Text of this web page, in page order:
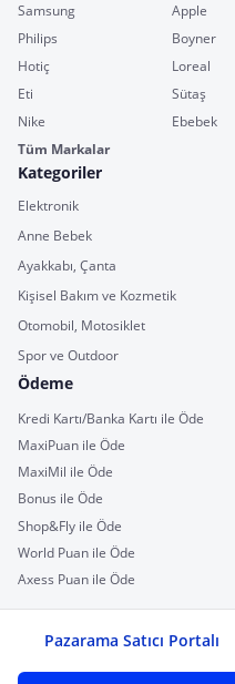
Samsung Apple
Philips
Boyner
Hotiç
Loreal
Eti
Sütaş
Nike
Ebebek
Tüm Markalar
Kategoriler
Elektronik
Anne Bebek
Ayakkabı, Çanta
Kişisel Bakım ve Kozmetik
Otomobil, Motosiklet
Spor ve Outdoor
Ödeme
Kredi Kartı/Banka Kartı ile Öde
MaxiPuan ile Öde
MaxiMil ile Öde
Bonus ile Öde
Shop&Fly ile Öde
World Puan ile Öde
Axess Puan ile Öde
Pazarama Satıcı Portalı